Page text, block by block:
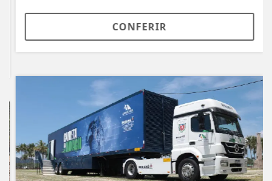
CONFERIR